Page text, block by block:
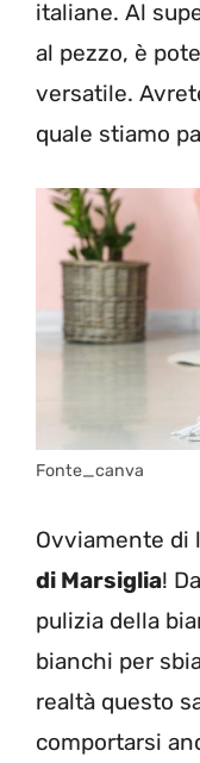
italiane. Al
al pezzo, è
versatile.
quale stiamo
Fonte_canva
Ovviamente di
di Marsiglia!
pulizia della
bianchi per
realtà questo
comportarsi